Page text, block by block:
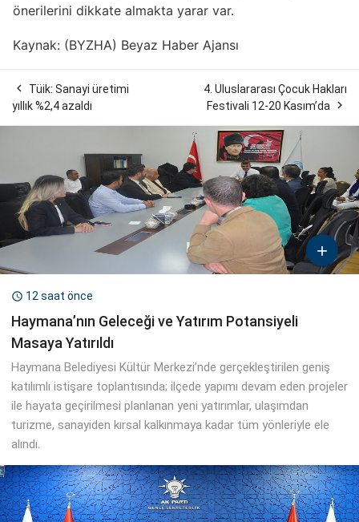
önerilerini dikkate almakta yarar var.
Kaynak: (BYZHA) Beyaz Haber Ajansı

Tüik: Sanayi üretimi
yıllık %2,4 azaldı
4. Uluslararası Çocuk Hakları
Festivali 12-20 Kasım’da


 12 saat önce
Haymana’nın Geleceği ve Yatırım Potansiyeli
Masaya Yatırıldı
Haymana Belediyesi Kültür Merkezi’nde gerçekleştirilen geniş
katılımlı istişare toplantısında; ilçede yapımı devam eden projeler
ile hayata geçirilmesi planlanan yeni yatırımlar, ulaşımdan
turizme, sanayiden kırsal kalkınmaya kadar tüm yönleriyle ele
alındı.